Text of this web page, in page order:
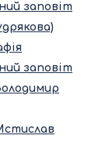
заповіт
заповіт